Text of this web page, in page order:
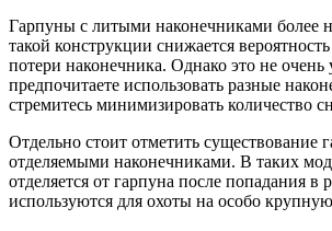
Гарпуны с литыми наконечниками более
такой конструкции снижается
потери наконечника. Однако это не
предпочитаете использовать разные
стремитесь минимизировать количество
Отдельно стоит отметить существование
отделяемыми наконечниками. В таких
отделяется от гарпуна после попадания в
используются для охоты на особо